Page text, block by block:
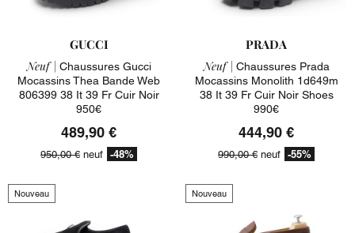
GUCCI
Neuf | Chaussures Gucci
Mocassins Thea Bande Web
806399 38 It 39 Fr Cuir Noir
950€
489,90 €
950,00 € neuf -48%
PRADA
Neuf | Chaussures Prada
Mocassins Monolith 1d649m
38 It 39 Fr Cuir Noir Shoes
990€
444,90 €
990,00 € neuf -55%
Nouveau Nouveau